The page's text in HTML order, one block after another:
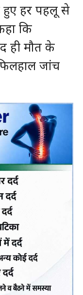
हुए हर पहलू से
कि
ही मौत के
जांच